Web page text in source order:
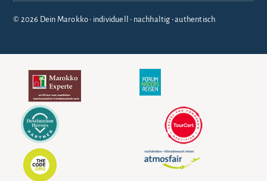
© 2026 Dein Marokko • individuell • nachhaltig • authentisch